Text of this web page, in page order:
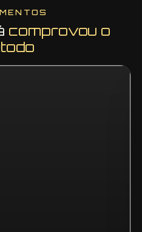
comprovou o